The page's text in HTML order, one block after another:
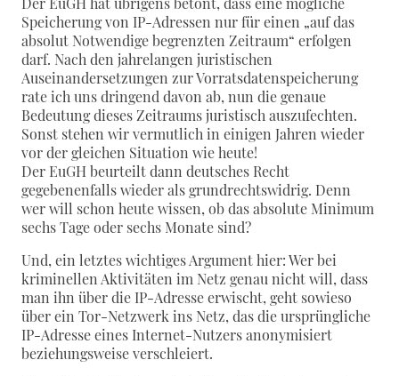
Speicherung von IP-Adressen nur für einen „auf das
absolut Notwendige begrenzten Zeitraum“ erfolgen
darf. Nach den jahrelangen juristischen
Auseinandersetzungen zur Vorratsdatenspeicherung
rate ich uns dringend davon ab, nun die genaue
Bedeutung dieses Zeitraums juristisch auszufechten.
Sonst stehen wir vermutlich in einigen Jahren wieder
vor der gleichen Situation wie heute!
Der EuGH beurteilt dann deutsches Recht
gegebenenfalls wieder als grundrechtswidrig. Denn
wer will schon heute wissen, ob das absolute Minimum
sechs Tage oder sechs Monate sind?
Und, ein letztes wichtiges Argument hier: Wer bei
kriminellen Aktivitäten im Netz genau nicht will, dass
man ihn über die IP-Adresse erwischt, geht sowieso
über ein Tor-Netzwerk ins Netz, das die ursprüngliche
IP-Adresse eines Internet-Nutzers anonymisiert
beziehungsweise verschleiert.